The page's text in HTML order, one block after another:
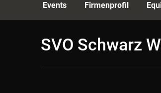
Events Firmenprofil
SVO Schwarz